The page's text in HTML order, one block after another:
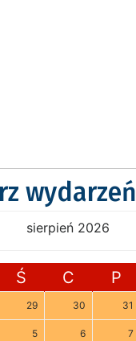
wydarzeń
sierpień 2026
Ś C P
29 30 31
5 6 7